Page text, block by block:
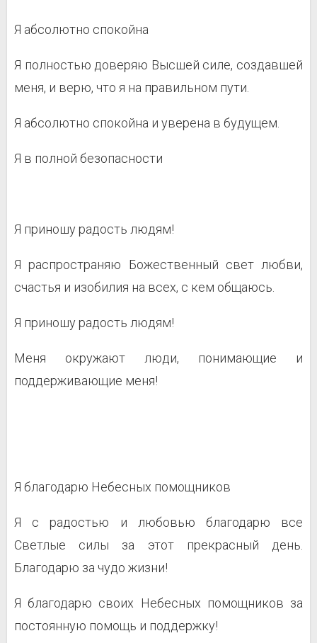
Я абсолютно спокойна
Я полностью доверяю Высшей силе, создавшей
меня, и верю, что я на правильном пути.
Я абсолютно спокойна и уверена в будущем.
Я в полной безопасности
Я приношу радость людям!
Я распространяю Божественный свет любви,
счастья и изобилия на всех, с кем общаюсь.
Я приношу радость людям!
Меня окружают люди, понимающие и
поддерживающие меня!
Я благодарю Небесных помощников
Я с радостью и любовью благодарю все
Светлые силы за этот прекрасный день.
Благодарю за чудо жизни!
Я благодарю своих Небесных помощников за
постоянную помощь и поддержку!